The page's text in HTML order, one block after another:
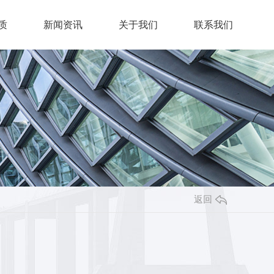
新闻资讯 关于我们 联系我们
返回